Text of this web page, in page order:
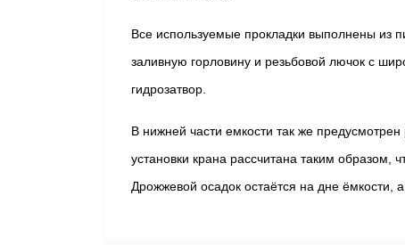
Все используемые прокладки выполнены из
заливную горловину и резьбовой лючок с
гидрозатвор.
В нижней части емкости так же
установки крана рассчитана таким образом,
Дрожжевой осадок остаётся на дне ёмкости,